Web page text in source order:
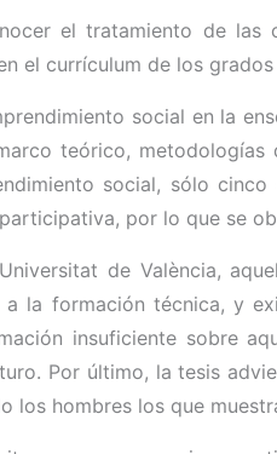
el tratamiento de las
el currículum de los
social en la
teórico,
social, sólo
por lo que se
de València,
la formación técnica, y
insuficiente sobre
Por último, la tesis
los hombres los que